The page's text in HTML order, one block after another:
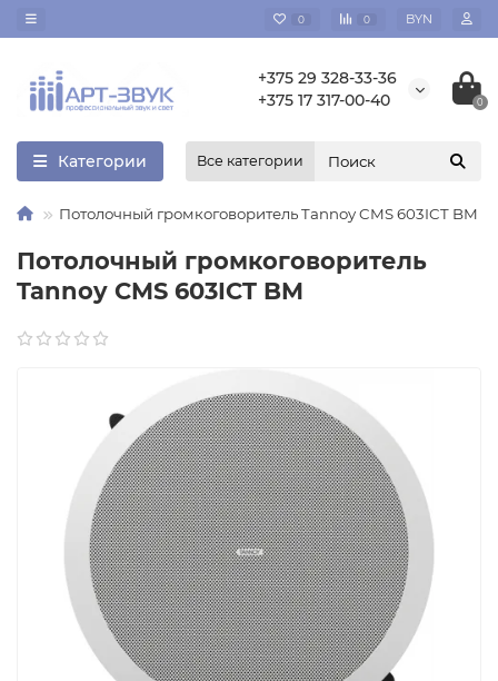
0 0 BYN
+375 29 328-33-36
+375 17 317-00-40
0
Категории Все категории
Потолочный громкоговоритель Tannoy CMS 603ICT BM
Потолочный громкоговоритель
Tannoy CMS 603ICT BM